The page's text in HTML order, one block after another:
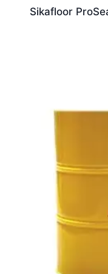
Sikafloor